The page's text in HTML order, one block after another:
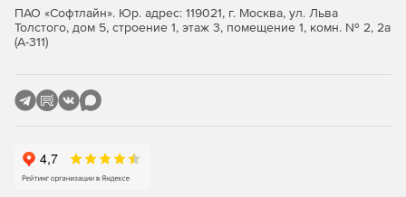
ПАО «Софтлайн». Юр. адрес: 119021, г. Москва, ул. Льва
Толстого, дом 5, строение 1, этаж 3, помещение 1, комн. № 2, 2а
(А-311)